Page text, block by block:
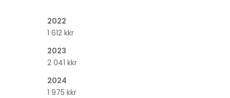
2022
1 612 kkr
2023
2 041 kkr
2024
1 975 kkr